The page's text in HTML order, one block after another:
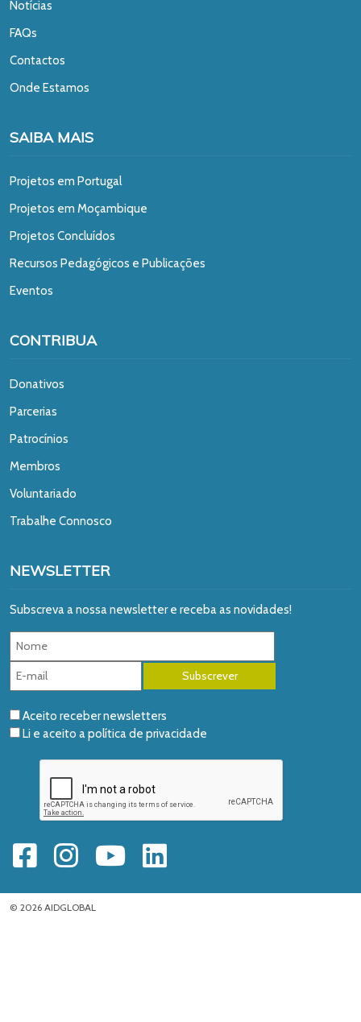
Notícias
FAQs
Contactos
Onde Estamos
SAIBA MAIS
Projetos em Portugal
Projetos em Moçambique
Projetos Concluídos
Recursos Pedagógicos e Publicações
Eventos
CONTRIBUA
Donativos
Parcerias
Patrocínios
Membros
Voluntariado
Trabalhe Connosco
NEWSLETTER
Subscreva a nossa newsletter e receba as novidades!
Aceito receber newsletters
Li e aceito apolítica de privacidade
© 2026 AIDGLOBAL